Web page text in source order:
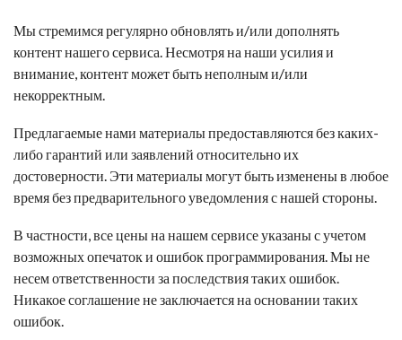
Мы стремимся регулярно обновлять и/или дополнять
контент нашего сервиса. Несмотря на наши усилия и
внимание, контент может быть неполным и/или
некорректным.
Предлагаемые нами материалы предоставляются без каких-
либо гарантий или заявлений относительно их
достоверности. Эти материалы могут быть изменены в любое
время без предварительного уведомления с нашей стороны.
В частности, все цены на нашем сервисе указаны с учетом
возможных опечаток и ошибок программирования. Мы не
несем ответственности за последствия таких ошибок.
Никакое соглашение не заключается на основании таких
ошибок.